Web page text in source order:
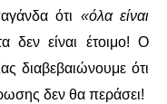
ότι «όλα είναι
δεν είναι έτοιμο! Ο
διαβεβαιώνουμε ότι
δεν θα περάσει!